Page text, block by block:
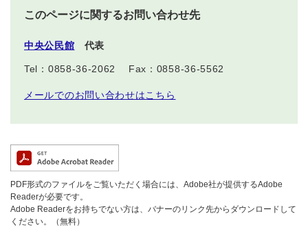
このページに関するお問い合わせ先
中央公民館 代表
Tel：0858-36-2062 Fax：0858-36-5562
メールでのお問い合わせはこちら
PDF形式のファイルをご覧いただく場合には、Adobe社が提供するAdobe
Readerが必要です。
Adobe Readerをお持ちでない方は、バナーのリンク先からダウンロードして
ください。（無料）